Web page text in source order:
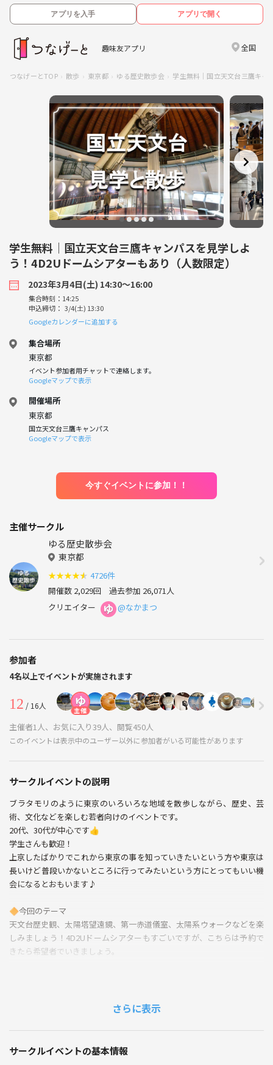
アプリを入手 アプリで開く
趣味友アプリ 全国
つなげーとTOP 散歩 東京都 ゆる歴史散歩会 学生無料｜国立天文台三鷹キャ
学生無料｜国立天文台三鷹キャンパスを見学しよ
う！4D2Uドームシアターもあり（人数限定）
2023年3月4日(土) 14:30〜16:00
集合時刻：14:25
申込締切： 3/4(土) 13:30
Googleカレンダーに追加する
集合場所
東京都
イベント参加者用チャットで連絡します。
Googleマップで表示
開催場所
東京都
国立天文台三鷹キャンパス
Googleマップで表示
今すぐイベントに参加！！
主催サークル
ゆる歴史散歩会
東京都
★★★★★ 4726件
開催数 2,029回 過去参加 26,071人
クリエイター
@なかまつ
参加者
4名以上でイベントが実施されます
12 / 16人 主催
主催者1人、お気に入り39人、閲覧450人
このイベントは表示中のユーザー以外に参加者がいる可能性があります
サークルイベントの説明
ブラタモリのように東京のいろいろな地域を散歩しながら、歴史、芸
術、文化などを楽しむ若者向けのイベントです。
20代、30代が中心です👍
学生さんも歓迎！
上京したばかりでこれから東京の事を知っていきたいという方や東京は
長いけど普段いかないところに行ってみたいという方にとってもいい機
会になるとおもいます♪
🔶今回のテーマ
天文台歴史観、太陽塔望遠鏡、第一赤道儀室、太陽系ウォークなどを楽
しみましょう！4D2Uドームシアターもすごいですが、こちらは予約で
きたら希望者でいきましょう。
13:00 集合①
↓ 歓談
13:30 シアター上映開始
さらに表示
サークルイベントの基本情報